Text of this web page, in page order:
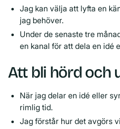
Jag kan välja att lyfta en
jag behöver.
Under de senaste tre
en kanal för att dela en idé
Att bli hörd och
När jag delar en idé eller
rimlig tid.
Jag förstår hur det avgörs